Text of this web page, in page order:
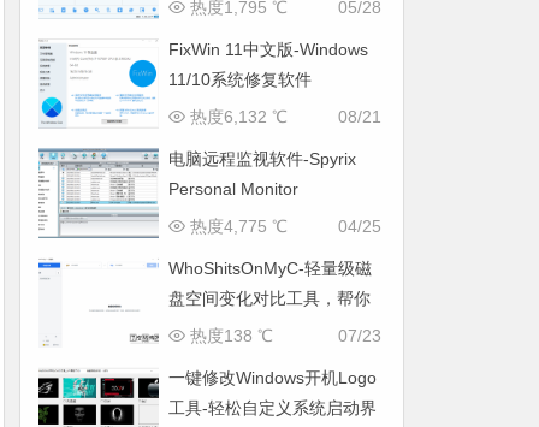
05/28
热度1,795 ℃
FixWin 11中文版-Windows
11/10系统修复软件
08/21
热度6,132 ℃
电脑远程监视软件-Spyrix
Personal Monitor
04/25
热度4,775 ℃
WhoShitsOnMyC-轻量级磁
盘空间变化对比工具，帮你
找出“吃掉”空间的罪魁祸首
07/23
热度138 ℃
一键修改Windows开机Logo
工具-轻松自定义系统启动界